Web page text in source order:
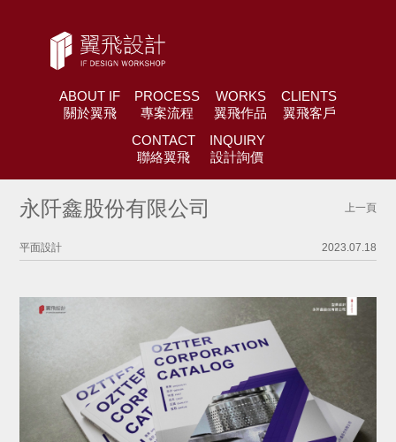
ABOUT IF
關於翼飛
PROCESS
專案流程
WORKS
翼飛作品
CLIENTS
翼飛客戶
CONTACT
聯絡翼飛
INQUIRY
設計詢價
永阡鑫股份有限公司 上一頁
平面設計 2023.07.18